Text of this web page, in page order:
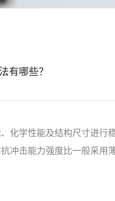
有哪些？
化学性能及结构尺寸进行
冲击能力强度比一般采用